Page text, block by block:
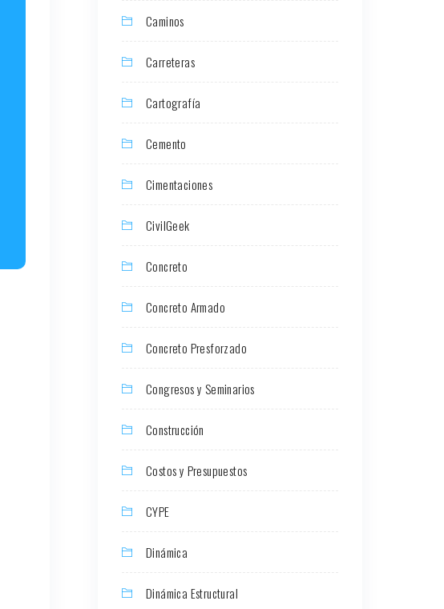
Caminos
Carreteras
Cartografía
Cemento
Cimentaciones
CivilGeek
Concreto
Concreto Armado
Concreto Presforzado
Congresos y Seminarios
Construcción
Costos y Presupuestos
CYPE
Dinámica
Dinámica Estructural